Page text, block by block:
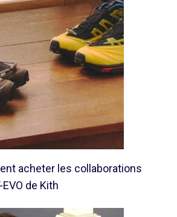
acheter les collaborations
de Kith